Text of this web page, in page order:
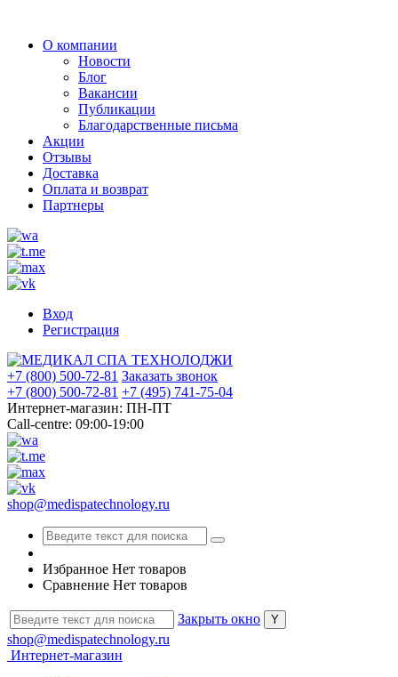
О компании
Новости
Блог
Вакансии
Публикации
Благодарственные письма
Акции
Отзывы
Доставка
Оплата и возврат
Партнеры
Вход
Регистрация
+7 (800) 500-72-81 Заказать звонок
+7 (800) 500-72-81 +7 (495) 741-75-04
Интернет-магазин: ПН-ПТ
Call-centre: 09:00-19:00
shop@medispatechnology.ru
Избранное Нет товаров
Сравнение Нет товаров
Закрыть окно
shop@medispatechnology.ru
Интернет-магазин